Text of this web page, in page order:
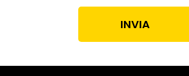
INVIA